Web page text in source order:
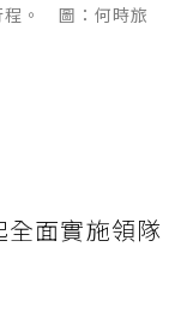
程。 圖：何時旅
面實施領隊